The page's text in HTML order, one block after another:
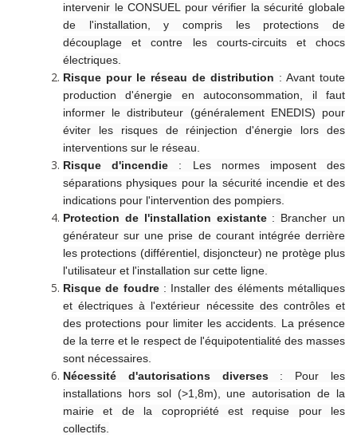
intervenir le CONSUEL pour vérifier la sécurité globale
de l'installation, y compris les protections de
découplage et contre les courts-circuits et chocs
électriques.
Risque pour le réseau de distribution : Avant toute
production d'énergie en autoconsommation, il faut
informer le distributeur (généralement ENEDIS) pour
éviter les risques de réinjection d'énergie lors des
interventions sur le réseau.
Risque d'incendie : Les normes imposent des
séparations physiques pour la sécurité incendie et des
indications pour l'intervention des pompiers.
Protection de l'installation existante: Brancher un
générateur sur une prise de courant intégrée derrière
les protections (différentiel, disjoncteur) ne protège plus
l'utilisateur et l'installation sur cette ligne.
Risque de foudre: Installer des éléments métalliques
et électriques à l'extérieur nécessite des contrôles et
des protections pour limiter les accidents. La présence
de la terre et le respect de l'équipotentialité des masses
sont nécessaires.
Nécessité d'autorisations diverses: Pour les
installations hors sol (>1,8m), une autorisation de la
mairie et de la copropriété est requise pour les
collectifs.